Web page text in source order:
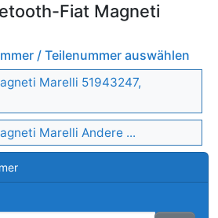
Fiat Magneti
/ Teilenummer auswählen
Marelli 51943247,
Marelli Andere ...